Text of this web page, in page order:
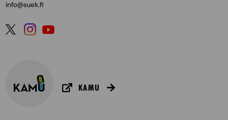
info@suek.fi
KAMU